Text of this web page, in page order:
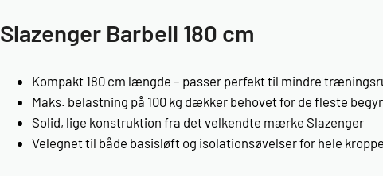
Slazenger Barbell 180 cm
Kompakt 180 cm længde – passer perfekt til mindre
Maks. belastning på 100 kg dækker behovet for de fleste
Solid, lige konstruktion fra det velkendte mærke Slazenger
Velegnet til både basisløft og isolationsøvelser for hele